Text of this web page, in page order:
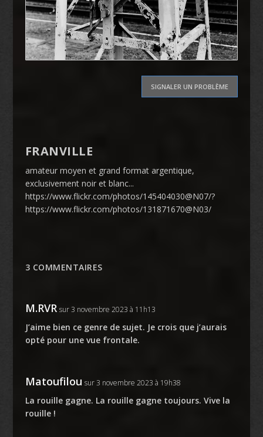
SIGNALER UN PROBLÈME
FRANVILLE
amateur moyen et grand format argentique,
exclusivement noir et blanc...
https://www.flickr.com/photos/145404030@N07/?
https://www.flickr.com/photos/131871670@N03/
3 COMMENTAIRES
M.RVR sur 3 novembre 2023 à 11h13
J’aime bien ce genre de sujet. Je crois que j’aurais
opté pour une vue frontale.
Matoufilou sur 3 novembre 2023 à 19h38
La rouille gagne. La rouille gagne toujours. Vive la
rouille !